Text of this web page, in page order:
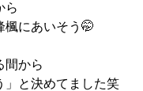
ら
楓にあいそう🤭
間から
」と決めてました笑